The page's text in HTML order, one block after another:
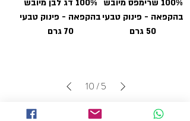
100% שרימפס מיובש
בהקפאה - פינוק טבעי
50 גרם
100% דג לבן מיובש
בהקפאה - פינוק טבעי
70 גרם
5
/
10